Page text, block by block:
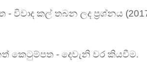
- විවාද කල් තබන ලද ප්‍රශ්නය
කෙටුම්පත - දෙවැනි වර කියවීම.